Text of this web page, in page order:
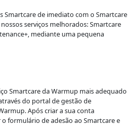
Smartcare de imediato com o Smartcare
serviços melhorados: Smartcare
mediante uma pequena
Smartcare da Warmup mais adequado
do portal de gestão de
Após criar a sua conta
formulário de adesão ao Smartcare e